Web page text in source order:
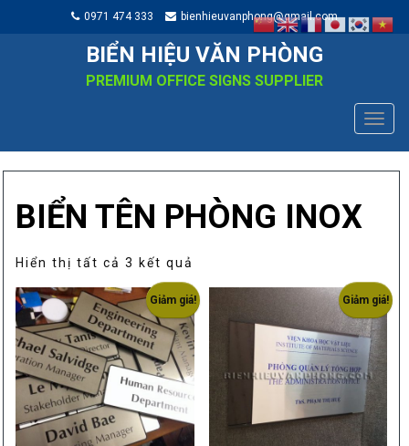
0971 474 333 bienhieuvanphong@gmail.com
BIỂN HIỆU VĂN PHÒNG
PREMIUM OFFICE SIGNS SUPPLIER
BIỂN TÊN PHÒNG INOX
Hiển thị tất cả 3 kết quả
sắp
xếp
theo
mức
độ
phổ
biến
Giảm giá! Giảm giá!